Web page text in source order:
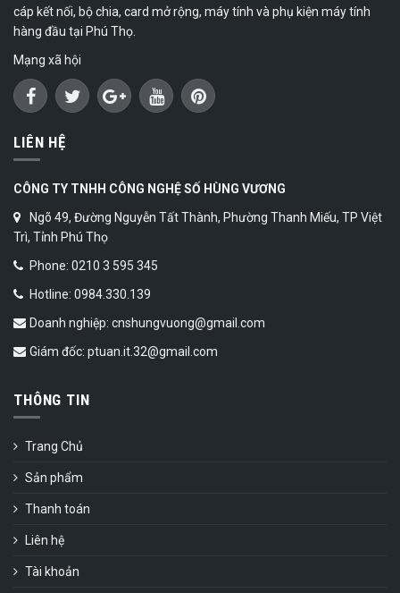
cáp kết nối, bộ chia, card mở rộng, máy tính và phụ kiện máy tính
hàng đầu tại Phú Thọ.
Mạng xã hội
LIÊN HỆ
CÔNG TY TNHH CÔNG NGHỆ SỐ HÙNG VƯƠNG
Ngõ 49, Đường Nguyễn Tất Thành, Phường Thanh Miếu, TP Việt
Trì, Tỉnh Phú Thọ
Phone: 0210 3 595 345
Hotline: 0984.330.139
Doanh nghiệp: cnshungvuong@gmail.com
Giám đốc: ptuan.it.32@gmail.com
THÔNG TIN
Trang Chủ
Sản phẩm
Thanh toán
Liên hệ
Tài khoản